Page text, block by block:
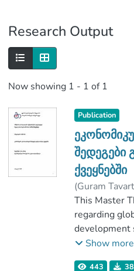
Research Output
Now showing 1 - 1 of 1
Publication
შედეგები
ქვეყნებში
(Guram
University,
Faculty of
This Master
regarding
development
pros and
Show more
443